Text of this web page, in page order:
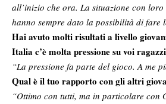
all’inizio che ora. La situazione con
hanno sempre dato la possibilità di fare
Hai avuto molti risultati a livello
Italia c’è molta pressione su voi
“La pressione fa parte del gioco. A me
Qual è il tuo rapporto con gli altri
“Ottimo con tutti, ma in particolare con